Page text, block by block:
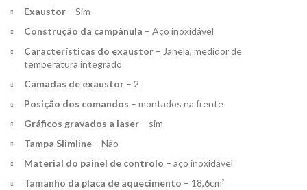
Exaustor – Sim
Construção da campânula – Aço inoxidável
Características do exaustor – Janela, medidor de
temperatura integrado
Camadas de exaustor – 2
Posição dos comandos – montados na frente
Gráficos gravados a laser – sim
Tampa Slimline – Não
Material do painel de controlo – aço inoxidável
Tamanho da placa de aquecimento – 18,6cm²